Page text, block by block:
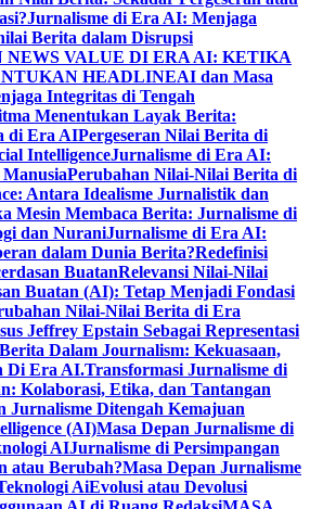
Jurnalisme di Era AI: Menjaga
Berita dalam Disrupsi
NEWS VALUE DI ERA AI: KETIKA
HEADLINEAI dan Masa
Integritas di Tengah
Menentukan Layak Berita:
di Era AIPergeseran Nilai Berita di
IntelligenceJurnalisme di Era AI:
Perubahan Nilai-Nilai Berita di
Antara Idealisme Jurnalistik dan
Mesin Membaca Berita: Jurnalisme di
dan NuraniJurnalisme di Era AI:
dalam Dunia Berita?Redefinisi
BuatanRelevansi Nilai-Nilai
Buatan (AI): Tetap Menjadi Fondasi
Nilai-Nilai Berita di Era
Jeffrey Epstain Sebagai Representasi
Dalam Journalism: Kekuasaan,
Di Era AI.Transformasi Jurnalisme di
Kolaborasi, Etika, dan Tantangan
Jurnalisme Ditengah Kemajuan
(AI)Masa Depan Jurnalisme di
AIJurnalisme di Persimpangan
atau Berubah?Masa Depan Jurnalisme
AiEvolusi atau Devolusi